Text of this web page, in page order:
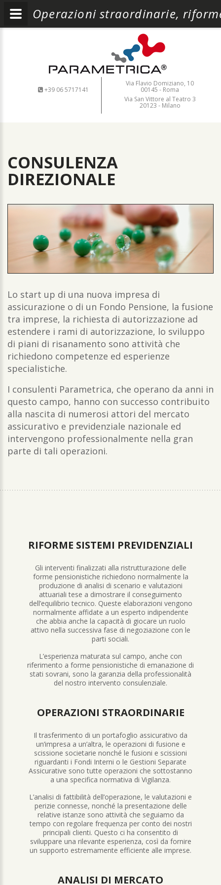
+39 06 5717141
Via Flavio Domiziano, 10
00145 - Roma
Via San Vittore al Teatro 3
20123 - Milano
CONSULENZA
DIREZIONALE
Lo start up di una nuova impresa di
assicurazione o di un Fondo Pensione, la fusione
tra imprese, la richiesta di autorizzazione ad
estendere i rami di autorizzazione, lo sviluppo
di piani di risanamento sono attività che
richiedono competenze ed esperienze
specialistiche.
I consulenti Parametrica, che operano da anni in
questo campo, hanno con successo contribuito
alla nascita di numerosi attori del mercato
assicurativo e previdenziale nazionale ed
intervengono professionalmente nella gran
parte di tali operazioni.
RIFORME SISTEMI PREVIDENZIALI
Gli interventi finalizzati alla ristrutturazione delle
forme pensionistiche richiedono normalmente la
produzione di analisi di scenario e valutazioni
attuariali tese a dimostrare il conseguimento
dell’equilibrio tecnico. Queste elaborazioni vengono
normalmente affidate a un esperto indipendente
che abbia anche la capacità di giocare un ruolo
attivo nella successiva fase di negoziazione con le
parti sociali.
L’esperienza maturata sul campo, anche con
riferimento a forme pensionistiche di emanazione di
stati sovrani, sono la garanzia della professionalità
del nostro intervento consulenziale.
OPERAZIONI STRAORDINARIE
Il trasferimento di un portafoglio assicurativo da
un’impresa a un’altra, le operazioni di fusione e
scissione societarie nonché le fusioni e scissioni
riguardanti i Fondi Interni o le Gestioni Separate
Assicurative sono tutte operazioni che sottostanno
a una specifica normativa di Vigilanza.
L’analisi di fattibilità dell’operazione, le valutazioni e
perizie connesse, nonché la presentazione delle
relative istanze sono attività che seguiamo da
tempo con regolare frequenza per conto dei nostri
principali clienti. Questo ci ha consentito di
sviluppare una rilevante esperienza, così da fornire
un supporto estremamente efficiente alle imprese.
ANALISI DI MERCATO
Operazioni straordinarie,